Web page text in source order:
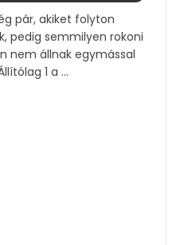
pár, akiket folyton
pedig semmilyen rokoni
nem állnak egymással
1 a ...